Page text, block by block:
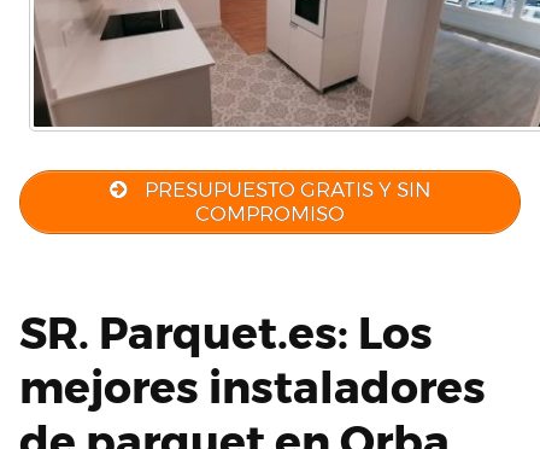
PRESUPUESTO GRATIS Y SIN
COMPROMISO
SR. Parquet.es: Los
mejores instaladores